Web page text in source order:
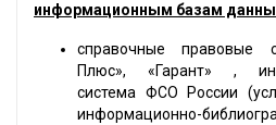
информационным базам
справочные правовые
Плюс», «Гарант» ,
система ФСО России
информационно-